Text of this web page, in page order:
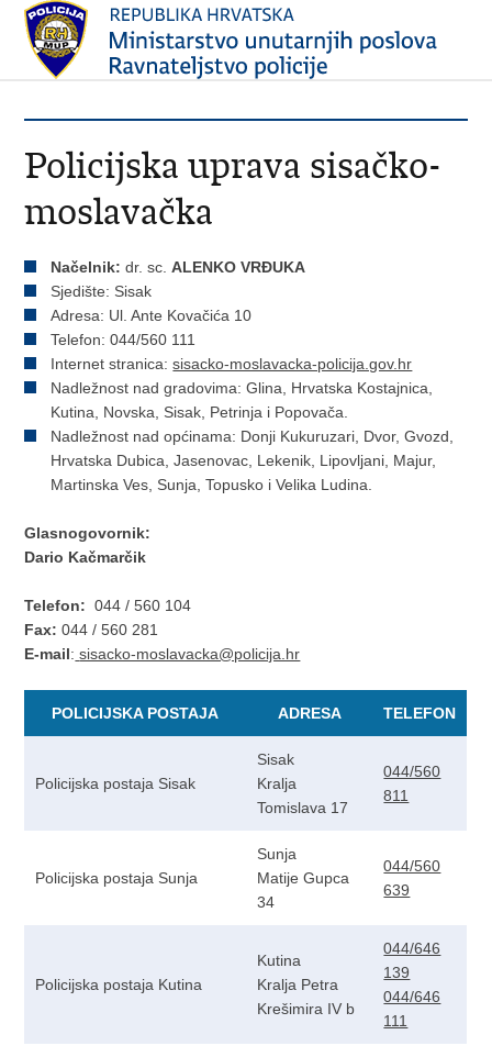
Policijska uprava sisačko-
moslavačka
Načelnik:dr. sc.ALENKO VRĐUKA
Sjedište: Sisak
Adresa: Ul. Ante Kovačića 10
Telefon: 044/560 111
Internet stranica:sisacko-moslavacka-policija.gov.hr
Nadležnost nad gradovima: Glina, Hrvatska Kostajnica,
Kutina, Novska, Sisak, Petrinja i Popovača.
Nadležnost nad općinama: Donji Kukuruzari, Dvor, Gvozd,
Hrvatska Dubica, Jasenovac, Lekenik, Lipovljani, Majur,
Martinska Ves, Sunja, Topusko i Velika Ludina.
Glasnogovornik:
Dario Kačmarčik
Telefon: 044 / 560 104
Fax: 044 / 560 281
E-mail: sisacko-moslavacka@policija.hr
POLICIJSKA POSTAJA ADRESA TELEFON
Policijska postaja Sisak
Sisak
Kralja
Tomislava 17
044/560
811
Policijska postaja Sunja
Sunja
Matije Gupca
34
044/560
639
Policijska postaja Kutina
Kutina
Kralja Petra
Krešimira IV b
044/646
139
044/646
111